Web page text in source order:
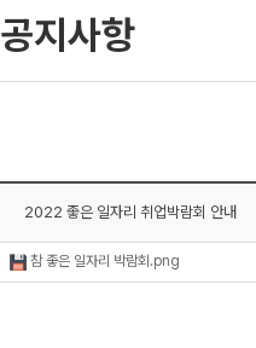
공지사항
2022 좋은 일자리 취업박람회 안내
참 좋은 일자리 박람회.png